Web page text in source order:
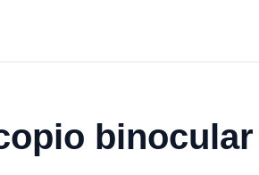
binocular